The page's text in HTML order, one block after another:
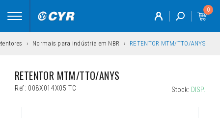
Toggle
0
Normais para indústria em NBR RETENTOR MTM/TTO/ANYS
RETENTOR MTM/TTO/ANYS
Ref: 008X014X05 TC Stock: DISP.